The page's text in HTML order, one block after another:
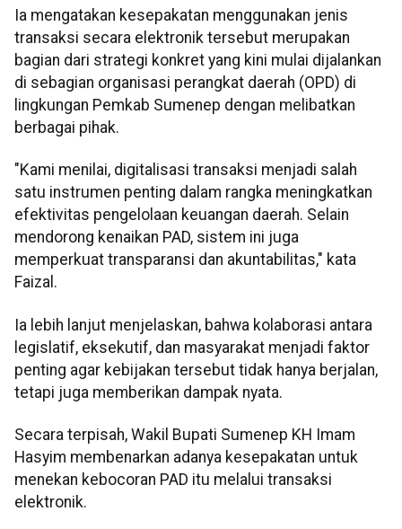
Ia mengatakan kesepakatan menggunakan jenis
transaksi secara elektronik tersebut merupakan
bagian dari strategi konkret yang kini mulai dijalankan
di sebagian organisasi perangkat daerah (OPD) di
lingkungan Pemkab Sumenep dengan melibatkan
berbagai pihak.
"Kami menilai, digitalisasi transaksi menjadi salah
satu instrumen penting dalam rangka meningkatkan
efektivitas pengelolaan keuangan daerah. Selain
mendorong kenaikan PAD, sistem ini juga
memperkuat transparansi dan akuntabilitas," kata
Faizal.
Ia lebih lanjut menjelaskan, bahwa kolaborasi antara
legislatif, eksekutif, dan masyarakat menjadi faktor
penting agar kebijakan tersebut tidak hanya berjalan,
tetapi juga memberikan dampak nyata.
Secara terpisah, Wakil Bupati Sumenep KH Imam
Hasyim membenarkan adanya kesepakatan untuk
menekan kebocoran PAD itu melalui transaksi
elektronik.